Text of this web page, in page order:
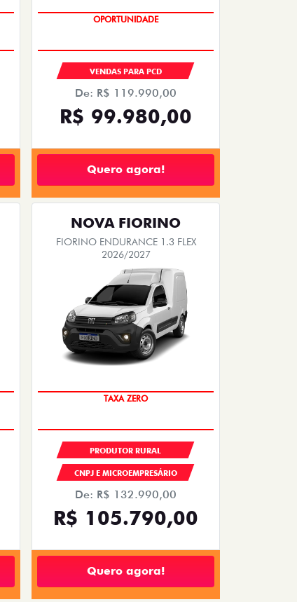
OPORTUNIDADE
VENDAS PARA PCD
De: R$ 119.990,00
R$ 99.980,00
Quero agora!
NOVA FIORINO
FIORINO ENDURANCE 1.3 FLEX
2026/2027
TAXA ZERO
PRODUTOR RURAL
CNPJ E MICROEMPRESÁRIO
De: R$ 132.990,00
R$ 105.790,00
Quero agora!